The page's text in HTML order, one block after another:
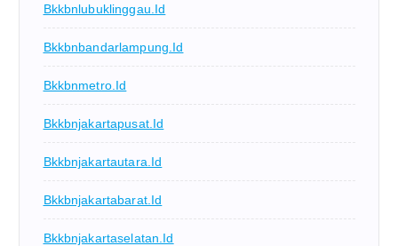
Bkkbnlubuklinggau.id
Bkkbnbandarlampung.id
Bkkbnmetro.id
Bkkbnjakartapusat.id
Bkkbnjakartautara.id
Bkkbnjakartabarat.id
Bkkbnjakartaselatan.id